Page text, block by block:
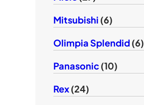
Mitsubishi (6)
Olimpia Splendid(6)
Panasonic(10)
Rex(24)